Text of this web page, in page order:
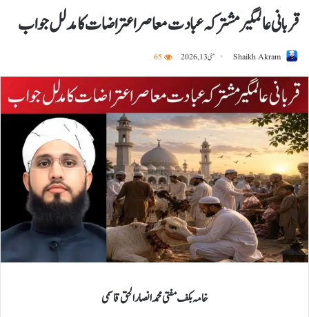
قربانی عالمگیر مشترکہ عبادت معاصر اعتراضات کا مدلل جواب
Shaikh Akram مئی 13, 2026 65
خامہ بکف مفتی محمد انصار الحق قاسمی